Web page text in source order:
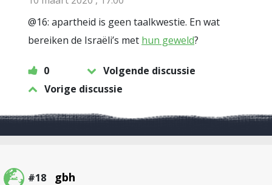
@16: apartheid is geen taalkwestie. En wat
bereiken de Israëli’s met hun geweld?
0
Volgende discussie
Vorige discussie
#18 gbh